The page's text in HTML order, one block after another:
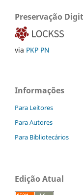
Preservação
via PKP PN
Informações
Para Leitores
Para Autores
Para Bibliotecários
Edição Atual